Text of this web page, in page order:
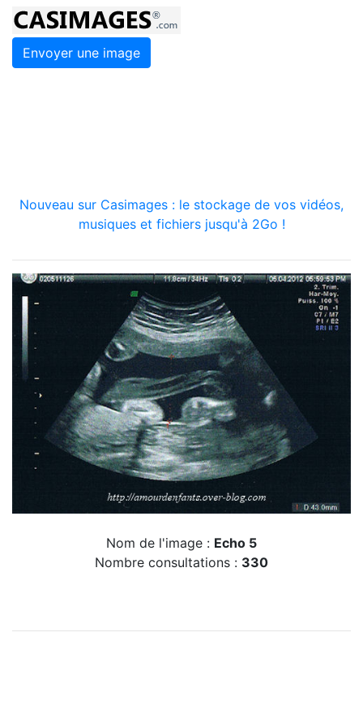
Envoyer une image
Nouveau sur Casimages : le stockage de vos vidéos,
musiques et fichiers jusqu'à 2Go !
Nom de l'image : Echo 5
Nombre consultations : 330